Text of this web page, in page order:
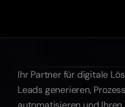
Ihr Partner für digitale
Leads generieren,